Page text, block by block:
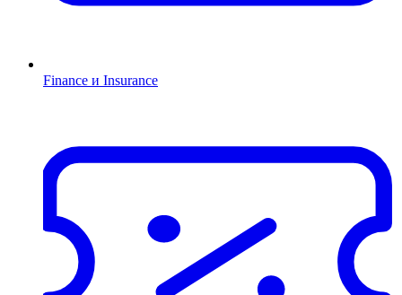
Finance и Insurance